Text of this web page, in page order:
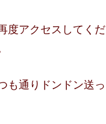
度アクセスしてくだ
も通りドンドン送っ